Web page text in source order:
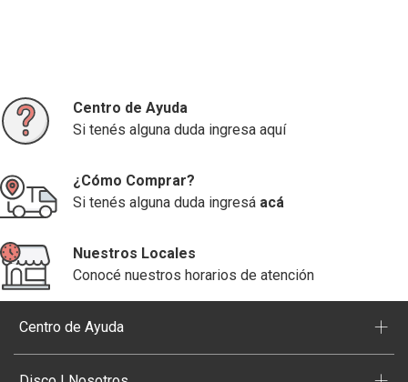
Centro de Ayuda
Si tenés alguna duda ingresa aquí
¿Cómo Comprar?
Si tenés alguna duda ingresá acá
Nuestros Locales
Conocé nuestros horarios de atención
Centro de Ayuda +